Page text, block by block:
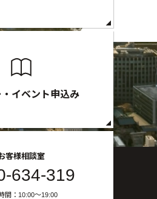
間：10:00〜19:00
イベント申込み
客様相談室
634-319
間：10:00〜19:00